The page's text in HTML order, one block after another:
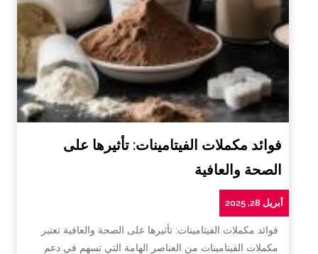
فوائد مكملات الفيتامينات: تأثيرها على
الصحة والعافية
أبريل 28, 2025
فوائد مكملات الفيتامينات: تأثيرها على الصحة والعافية تعتبر
مكملات الفيتامينات من العناصر الهامة التي تسهم في دعم